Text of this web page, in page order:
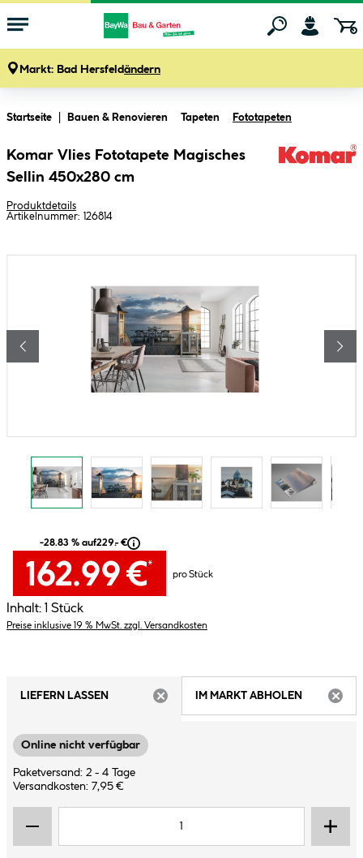
Markt: Bad Hersfeldändern
Startseite Bauen & Renovieren Tapeten Fototapeten
Komar Vlies Fototapete Magisches
Sellin 450x280 cm
Produktdetails
Artikelnummer: 126814
-28.83 % auf229.- €
162.99 €*
pro Stück
Inhalt: 1 Stück
Preise inklusive 19 % MwSt. zzgl. Versandkosten
LIEFERN LASSEN
IM MARKT ABHOLEN
Online nicht verfügbar
Paketversand: 2 - 4 Tage
Versandkosten: 7,95 €